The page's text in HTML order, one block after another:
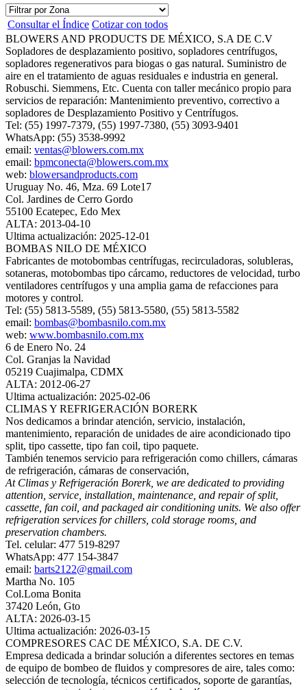
Consultar el Índice Cotizar con todos
BLOWERS AND PRODUCTS DE MÉXICO, S.A DE C.V
Sopladores de desplazamiento positivo, sopladores centrífugos,
sopladores regenerativos para biogas o gas natural. Suministro de
aire en el tratamiento de aguas residuales e industria en general.
Robuschi. Siemmens, Etc. Cuenta con taller mecánico propio para
servicios de reparación: Mantenimiento preventivo, correctivo a
sopladores de Desplazamiento Positivo y Centrífugos.
Tel: (55) 1997-7379, (55) 1997-7380, (55) 3093-9401
WhatsApp: (55) 3538-9992
email: ventas@blowers.com.mx
email: bpmconecta@blowers.com.mx
web: blowersandproducts.com
Uruguay No. 46, Mza. 69 Lote17
Col. Jardines de Cerro Gordo
55100 Ecatepec, Edo Mex
ALTA: 2013-04-10
Ultima actualización: 2025-12-01
BOMBAS NILO DE MÉXICO
Fabricantes de motobombas centrífugas, recirculadoras, solubleras,
sotaneras, motobombas tipo cárcamo, reductores de velocidad, turbo
ventiladores centrífugos y una amplia gama de refacciones para
motores y control.
Tel: (55) 5813-5589, (55) 5813-5580, (55) 5813-5582
email: bombas@bombasnilo.com.mx
web: www.bombasnilo.com.mx
6 de Enero No. 24
Col. Granjas la Navidad
05219 Cuajimalpa, CDMX
ALTA: 2012-06-27
Ultima actualización: 2025-02-06
CLIMAS Y REFRIGERACIÓN BORERK
Nos dedicamos a brindar atención, servicio, instalación,
mantenimiento, reparación de unidades de aire acondicionado tipo
split, tipo cassette, tipo fan coil, tipo paquete.
También tenemos servicio para refrigeración como chillers, cámaras
de refrigeración, cámaras de conservación,
At Climas y Refrigeración Borerk, we are dedicated to providing
attention, service, installation, maintenance, and repair of split,
cassette, fan coil, and packaged air conditioning units. We also offer
refrigeration services for chillers, cold storage rooms, and
preservation chambers.
Tel. celular: 477 519-8297
WhatsApp: 477 154-3847
email: barts2122@gmail.com
Martha No. 105
Col.Loma Bonita
37420 León, Gto
ALTA: 2026-03-15
Ultima actualización: 2026-03-15
COMPRESORES CAC DE MÉXICO, S.A. DE C.V.
Empresa dedicada a brindar solución a diferentes sectores en temas
de equipo de bombeo de fluidos y compresores de aire, tales como:
selección de tecnología, técnicos certificados, soporte de garantías,